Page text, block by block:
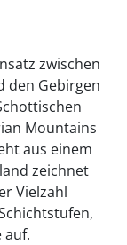
zwischen
den Gebirgen
Mountains
aus einem
zeichnet
Vielzahl
auf.